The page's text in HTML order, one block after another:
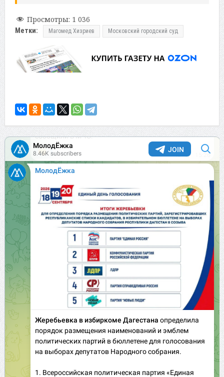
Просмотры: 1 036
Метки: Магомед Хизриев Московский городский суд